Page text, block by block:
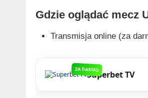
Gdzie oglądać mecz
Transmisja online (za
ZA DARMOSuperbet TV